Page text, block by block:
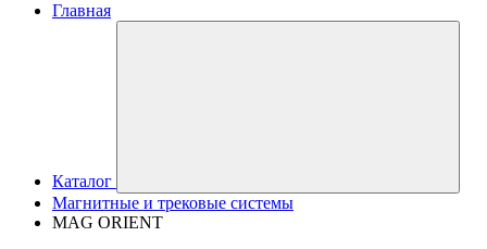
Главная
Каталог
Магнитные и трековые системы
MAG ORIENT